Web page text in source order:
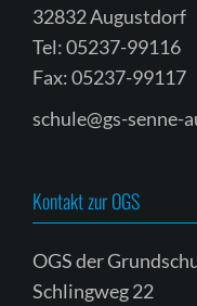
32832 Augustdorf
Tel: 05237-99116
Fax: 05237-99117
schule@gs-senne-
Kontakt zur OGS
OGS der
Schlingweg 22